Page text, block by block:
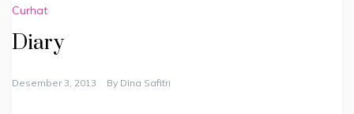
Curhat
Diary
Desember 3, 2013 By Dina Safitri